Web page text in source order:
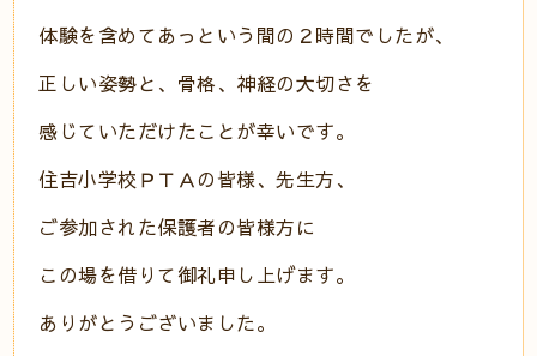
体験を含めてあっという間の２時間でしたが、
正しい姿勢と、骨格、神経の大切さを
感じていただけたことが幸いです。
住吉小学校ＰＴＡの皆様、先生方、
ご参加された保護者の皆様方に
この場を借りて御礼申し上げます。
ありがとうございました。